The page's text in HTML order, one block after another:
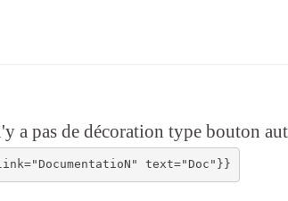
a pas de décoration type bouton